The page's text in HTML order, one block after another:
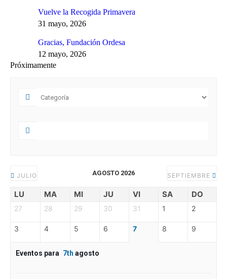
Vuelve la Recogida Primavera
31 mayo, 2026
Gracias, Fundación Ordesa
12 mayo, 2026
Próximamente
JULIO AGOSTO 2026 SEPTIEMBRE
LU MA MI JU VI SA DO
27 28 29 30 31 1 2
3 4 5 6 7 8 9
Eventos para 7th agosto